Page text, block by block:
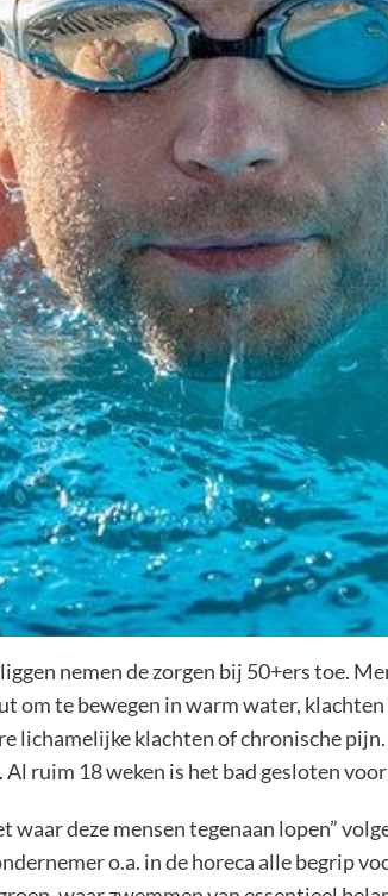
nemen de zorgen bij 50+ers toe.
om te bewegen in warm water,
lichamelijke klachten of chronische
ruim 18 weken is het bad gesloten
deze mensen tegenaan lopen”
o.a. in de horeca alle begrip